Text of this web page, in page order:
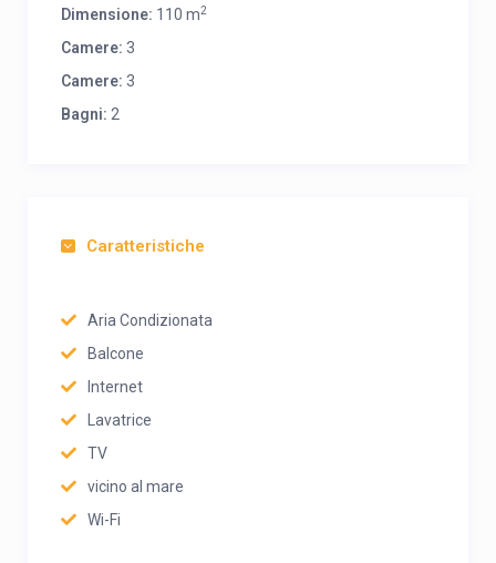
Dimensione: 110 m2
Camere: 3
Camere: 3
Bagni: 2
Caratteristiche
Aria Condizionata
Balcone
Internet
Lavatrice
TV
vicino al mare
Wi-Fi